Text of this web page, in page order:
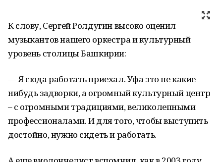
К слову, Сергей Ролдугин высоко оценил
музыкантов нашего оркестра и культурный
уровень столицы Башкирии:
— Я сюда работать приехал. Уфа это не какие-
нибудь задворки, а огромный культурный центр
– с огромными традициями, великолепными
профессионалами. И для того, чтобы выступить
достойно, нужно сидеть и работать.